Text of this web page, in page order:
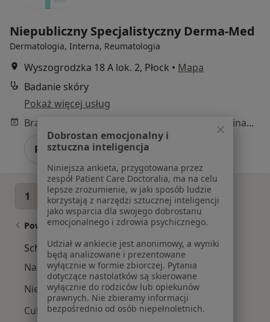
Niepubliczny Specjalistyczny Derma-Med
Dermatologia, Interna, Reumatologia
Wyszogrodzka 18 A lok. 2, Płock • Mapa
Badanie skóry
Pokaż więcej usług
Brak dostępnych specjalistów z wolnymi terminami w tym centrum medycznym.
Pokaż profil
1 2
Powiązane wyszukiwania
Schorzenia w Płocku
Nadciśnienie tętnicze w Płocku
Niewydolność serca w Płocku
Cukrzyca w Płocku
Dobrostan emocjonalny i
sztuczna inteligencja
Niniejsza ankieta, przygotowana przez
zespół Patient Care Doctoralia, ma na celu
lepsze zrozumienie, w jaki sposób ludzie
korzystają z narzędzi sztucznej inteligencji
jako wsparcia dla swojego dobrostanu
emocjonalnego i zdrowia psychicznego.
Udział w ankiecie jest anonimowy, a wyniki
będą analizowane i prezentowane
wyłącznie w formie zbiorczej. Pytania
dotyczące nastolatków są skierowane
wyłącznie do rodziców lub opiekunów
prawnych. Nie zbieramy informacji
bezpośrednio od osób niepełnoletnich.